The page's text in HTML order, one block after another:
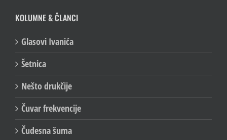
KOLUMNE & ČLANCI
Glasovi Ivanića
Šetnica
Nešto drukčije
Čuvar frekvencije
Čudesna šuma